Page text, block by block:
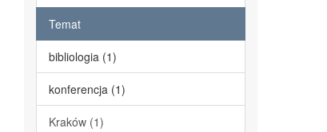
Temat
bibliologia (1)
konferencja (1)
Kraków (1)